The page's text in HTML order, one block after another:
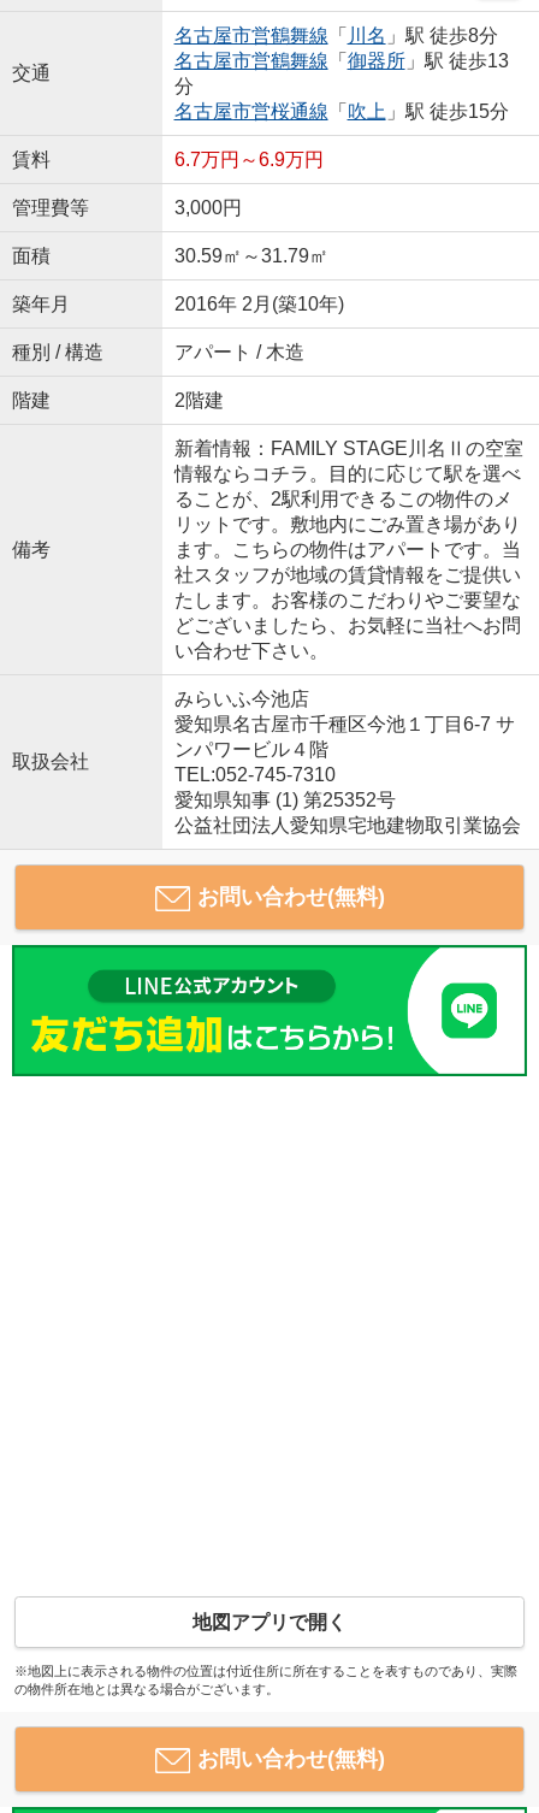
交通
名古屋市営鶴舞線 「 川名 」駅 徒歩8分
名古屋市営鶴舞線 「 御器所」駅 徒歩13
分
名古屋市営桜通線 「 吹上」駅 徒歩15分
賃料 6.7万円～6.9万円
管理費等 3,000円
面積 30.59㎡～31.79㎡
築年月 2016年 2月(築10年)
種別 / 構造 アパート / 木造
階建 2階建
備考
新着情報：FAMILY STAGE川名Ⅱの空室
情報ならコチラ。目的に応じて駅を選べ
ることが、2駅利用できるこの物件のメ
リットです。敷地内にごみ置き場があり
ます。こちらの物件はアパートです。当
社スタッフが地域の賃貸情報をご提供い
たします。お客様のこだわりやご要望な
どございましたら、お気軽に当社へお問
い合わせ下さい。
取扱会社
みらいふ今池店
愛知県名古屋市千種区今池１丁目6-7 サ
ンパワービル４階
TEL:052-745-7310
愛知県知事 (1) 第25352号
公益社団法人愛知県宅地建物取引業協会
お問い合わせ(無料)
地図アプリで開く
※地図上に表示される物件の位置は付近住所に所在することを表すものであり、実際
の物件所在地とは異なる場合がございます。
お問い合わせ(無料)